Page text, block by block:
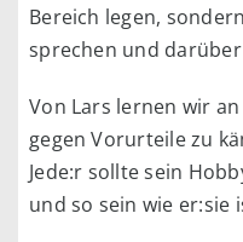
Bereich legen,
sprechen und
Von Lars lernen wir
gegen Vorurteile zu
Jede:r sollte sein
und so sein wie er:sie